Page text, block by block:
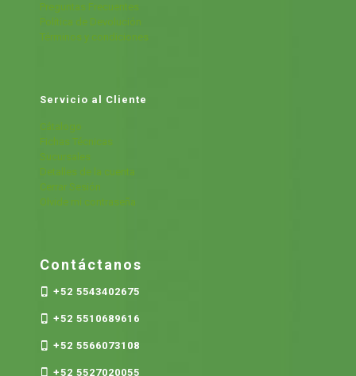
Preguntas Frecuentes
Política de Devolución
Términos y condiciones
Servicio al Cliente
Cátalogo
Fichas Técnicas
Sucursales
Detalles de la cuenta
Cerrar Sesión
Olvide mi contraseña
Contáctanos
+52 5543402675
+52 5510689616
+52 5566073108
+52 5527020055